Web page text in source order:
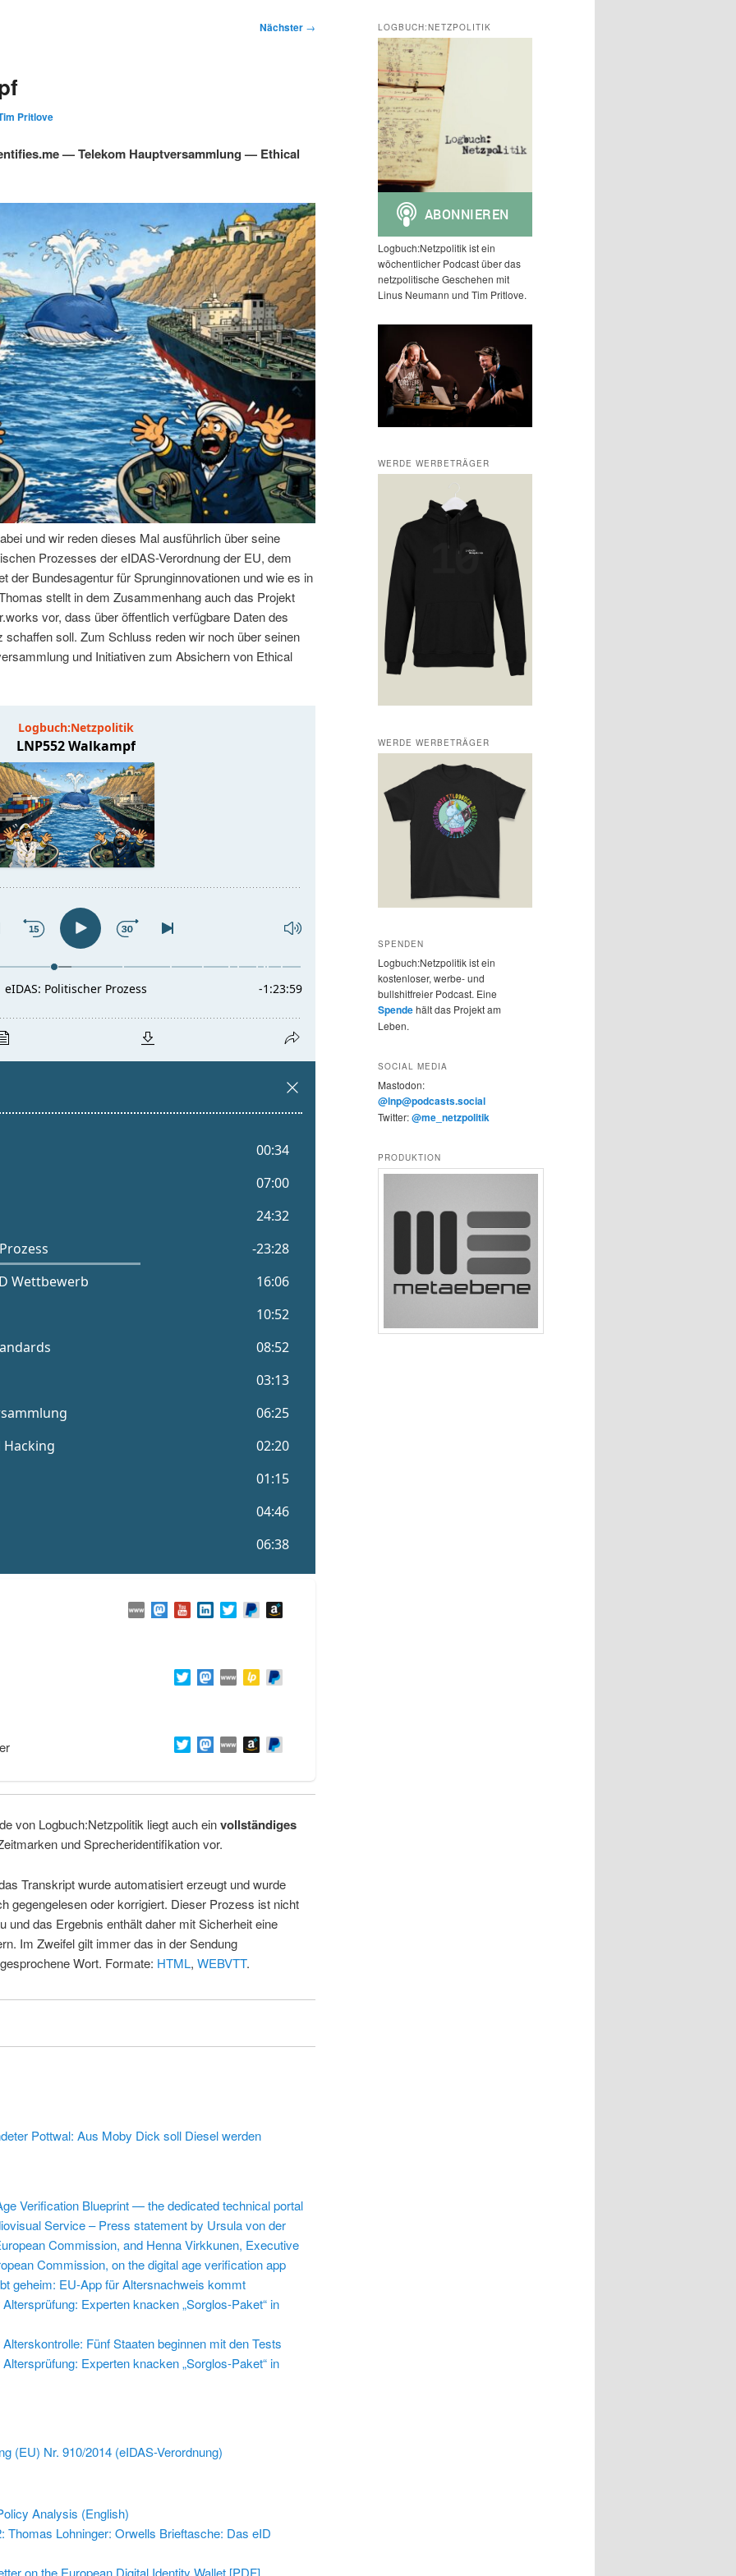
Nächster →
Pritlove
— Telekom Hauptversammlung — Ethical
und wir reden dieses Mal ausführlich über seine
Prozesses der eIDAS-Verordnung der EU, dem
der Bundesagentur für Sprunginnovationen und wie es in
stellt in dem Zusammenhang auch das Projekt
vor, dass über öffentlich verfügbare Daten des
soll. Zum Schluss reden wir noch über seinen
und Initiativen zum Absichern von Ethical
von Logbuch:Netzpolitik liegt auch einvollständiges
und Sprecheridentifikation vor.
Transkript wurde automatisiert erzeugt und wurde
gegengelesen oder korrigiert. Dieser Prozess ist nicht
und das Ergebnis enthält daher mit Sicherheit eine
Im Zweifel gilt immer das in der Sendung
Wort. Formate: HTML, WEBVTT.
Pottwal: Aus Moby Dick soll Diesel werden
Verification Blueprint — the dedicated technical portal
Service – Press statement by Ursula von der
Commission, and Henna Virkkunen, Executive
Commission, on the digital age verification app
geheim: EU-App für Altersnachweis kommt
Experten knacken „Sorglos-Paket“ in
Fünf Staaten beginnen mit den Tests
Experten knacken „Sorglos-Paket“ in
(EU) Nr. 910/2014 (eIDAS-Verordnung)
Analysis (English)
Thomas Lohninger: Orwells Brieftasche: Das eID
on the European Digital Identity Wallet [PDF]
LOGBUCH:NETZPOLITIK
Logbuch:Netzpolitik ist ein
wöchentlicher Podcast über das
netzpolitische Geschehen mit
Linus Neumann und Tim Pritlove.
WERDE WERBETRÄGER
WERDE WERBETRÄGER
SPENDEN
Logbuch:Netzpolitik ist ein
kostenloser, werbe- und
bullshitfreier Podcast. Eine
Spendehält das Projekt am
Leben.
SOCIAL MEDIA
Mastodon:
@lnp@podcasts.social
Twitter:@me_netzpolitik
PRODUKTION